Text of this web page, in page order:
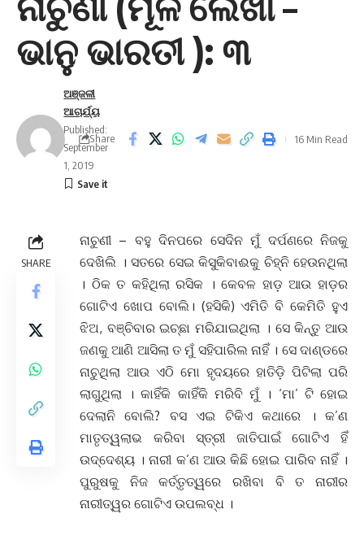
ଭାନୁ ଭାରତୀ ): ୩
ଅଞ୍ଜଳୀ
ଆଚାର୍ଯ୍ୟ
Published:
September
1, 2019
Share 16 Min Read
SHARE
ନାଚୁଣୀ – ବହୁ ଦିନପରେ ସେଦିନ ମୁଁ ଦର୍ପଣରେ ନିଜକୁ
ଦେଖିଲି । ସତରେ ସେଇ କିସୁକିବାଈକୁ ଚିହ୍ନି ହେଉନଥିଲା
। ଠିକ ତ କହିଥିଲା ରସିକ । କେବଳ ହାଡ଼ ଆଉ ହାଡ଼ର
ଗୋଟିଏ ଖୋପ ବୋଲି। (ହସିକି) ଏମିତି ବି କେମିତି ହୁଏ
ଝିଅ, ବଞ୍ଚିବାର ଇଚ୍ଛା ମରିଯାଇଥିଲା । ସେ କିନ୍ତୁ ଆଉ
ଜଣକୁ ଆଣି ଆସିଲା ତ ମୁଁ ସହିପାରିଲ ନାହିଁ । ସେ ଦାଣ୍ଡରେ
ନାଚୁଥିଲା ଆଉ ଏଠି ମୋ ହୃଦୟରେ ହାତିଡ଼ି ପିଟିଲା ପରି
ଲାଗୁଥିଲା । କାହିଁକି କାହିଁକି ମରିବି ମୁଁ । ‘ମା’ ଟି ହୋଇ
ଦେଲାନି ବୋଲି? ବସ ଏଇ ଟିକିଏ କଥାରେ । କ’ଣ
ମାତୃତ୍ୱଲାଭ କରିବା ସ୍ତ୍ରୀ ଜାତିପାଇଁ ଗୋଟିଏ ହିଁ
ଉଦ୍ଦେଶ୍ୟ । ନାରୀ କ’ଣ ଆଉ କିଛି ହୋଇ ପାରିବ ନାହିଁ ।
ପୁରୁଷକୁ ନିଜ କର୍ତ୍ତୃତ୍ୱରେ ରଖିବା ବି ତ ନାରୀର
ନାରୀତ୍ୱର ଗୋଟିଏ ଉପଲବ୍ଧ ।